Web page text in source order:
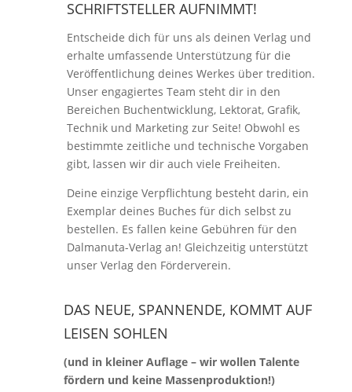
SCHRIFTSTELLER AUFNIMMT!
Entscheide dich für uns als deinen Verlag und
erhalte umfassende Unterstützung für die
Veröffentlichung deines Werkes über tredition.
Unser engagiertes Team steht dir in den
Bereichen Buchentwicklung, Lektorat, Grafik,
Technik und Marketing zur Seite! Obwohl es
bestimmte zeitliche und technische Vorgaben
gibt, lassen wir dir auch viele Freiheiten.
Deine einzige Verpflichtung besteht darin, ein
Exemplar deines Buches für dich selbst zu
bestellen. Es fallen keine Gebühren für den
Dalmanuta-Verlag an! Gleichzeitig unterstützt
unser Verlag den Förderverein.
DAS NEUE, SPANNENDE, KOMMT AUF
LEISEN SOHLEN
(und in kleiner Auflage – wir wollen Talente
fördern und keine Massenproduktion!)